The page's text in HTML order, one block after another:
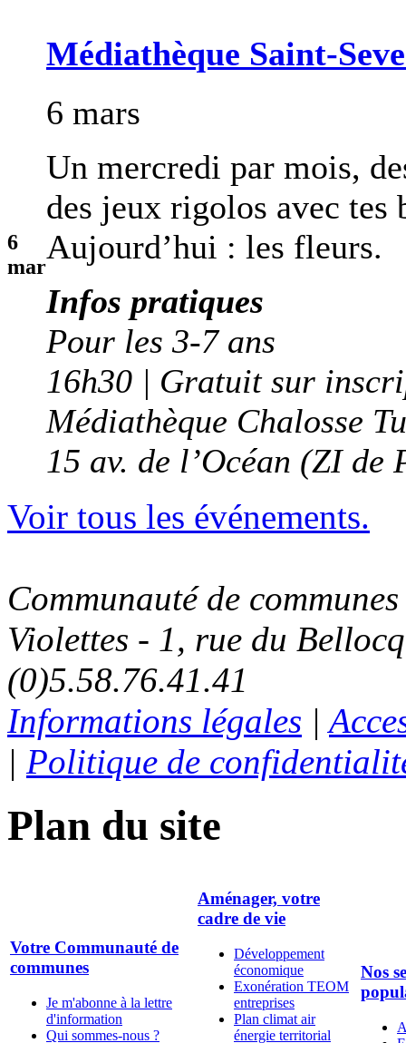
6
mar
Médiathèque Saint-
6 mars
Un mercredi par mois,
des jeux rigolos avec tes
Aujourd’hui : les fleurs.
Infos pratiques
Pour les 3-7 ans
16h30 | Gratuit sur
Médiathèque Chalosse
15 av. de l’Océan (ZI de
Voir tous les événements.
Communauté de
Violettes - 1, rue du
(0)5.58.76.41.41
Informations légales |
| Politique de
Plan du site
Votre Communauté de
communes
Je m'abonne à la lettre
d'information
Qui sommes-nous ?
Aménager, votre
cadre de vie
Développement
économique
Exonération TEOM
entreprises
Plan climat air
énergie territorial
Nos